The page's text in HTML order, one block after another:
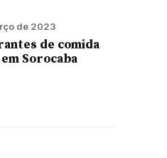
de 2023
de comida
Sorocaba